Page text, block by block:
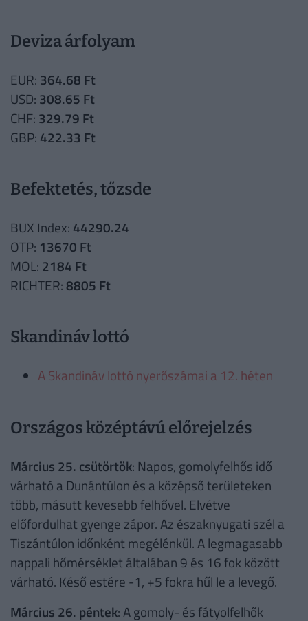
Deviza árfolyam
EUR: 364.68 Ft
USD: 308.65 Ft
CHF: 329.79 Ft
GBP: 422.33 Ft
Befektetés, tőzsde
BUX Index: 44290.24
OTP: 13670 Ft
MOL: 2184 Ft
RICHTER:8805 Ft
Skandináv lottó
A Skandináv lottó nyerőszámai a 12. héten
Országos középtávú előrejelzés
Március 25. csütörtök: Napos, gomolyfelhős idő
várható a Dunántúlon és a középső területeken
több, másutt kevesebb felhővel. Elvétve
előfordulhat gyenge zápor. Az északnyugati szél a
Tiszántúlon időnként megélénkül. A legmagasabb
nappali hőmérséklet általában 9 és 16 fok között
várható. Késő estére -1, +5 fokra hűl le a levegő.
Március 26. péntek: A gomoly- és fátyolfelhők